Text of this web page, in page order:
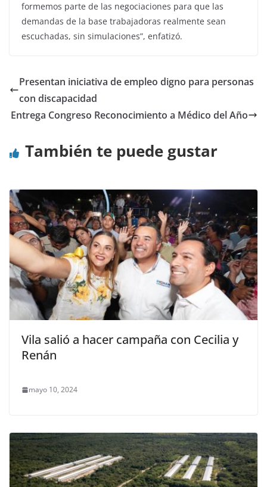
formemos parte de las negociaciones para que las
demandas de la base trabajadoras realmente sean
escuchadas, sin simulaciones”, enfatizó.
Presentan iniciativa de empleo digno para personas
con discapacidad
Entrega Congreso Reconocimiento a Médico del Año
También te puede gustar
Vila salió a hacer campaña con Cecilia y
Renán
mayo 10, 2024